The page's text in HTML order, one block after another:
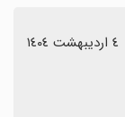
٤ اردیبهشت ١٤٠٤